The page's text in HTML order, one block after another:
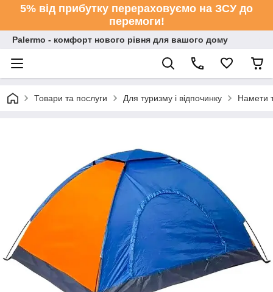
5% від прибутку перераховуємо на ЗСУ до
перемоги!
Palermo - комфорт нового рівня для вашого дому
Товари та послуги Для туризму і відпочинку Намети